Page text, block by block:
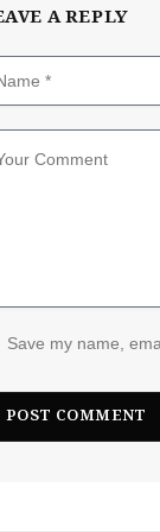
A REPLY
Save my name,